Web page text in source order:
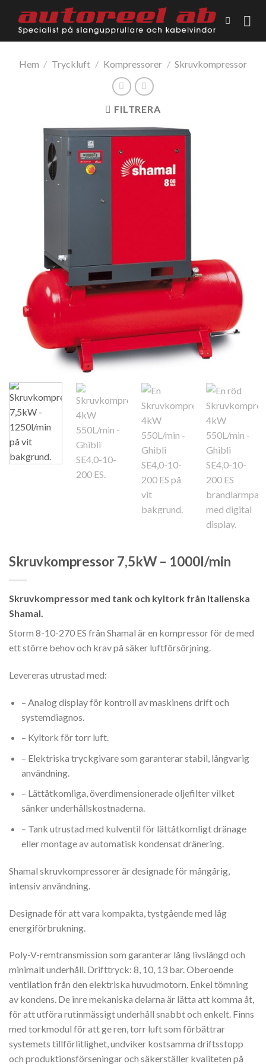
content
Hem / Tryckluft / Kompressorer / Skruvkompressor
FILTRERA
Skruvkompressor 7,5kW – 1000l/min
Skruvkompressor med tank och kyltork från Italienska
Shamal.
Storm 8-10-270 ES från Shamal är en kompressor för de med
ett större behov och krav på säker luftförsörjning.
Levereras utrustad med:
– Analog display för kontroll av maskinens drift och
systemdiagnos.
– Kyltork för torr luft.
– Elektriska tryckgivare som garanterar stabil, långvarig
användning.
– Lättåtkomliga, överdimensionerade oljefilter vilket
sänker underhållskostnaderna.
– Tank utrustad med kulventil för lättåtkomligt dränage
eller montage av automatisk kondensat dränering.
Shamal skruvkompressorer är designade för mångårig,
intensiv användning.
Designade för att vara kompakta, tystgående med låg
energiförbrukning.
Poly-V-remtransmission som garanterar lång livslängd och
minimalt underhåll. Drifttryck: 8, 10, 13 bar. Oberoende
ventilation från den elektriska huvudmotorn. Enkel tömning
av kondens. De inre mekaniska delarna är lätta att komma åt,
för att utföra rutinmässigt underhåll snabbt och enkelt. Finns
med torkmodul för att ge ren, torr luft som förbättrar
systemets tillförlitlighet, undviker kostsamma driftsstopp
och produktionsförseningar och säkerställer kvaliteten på